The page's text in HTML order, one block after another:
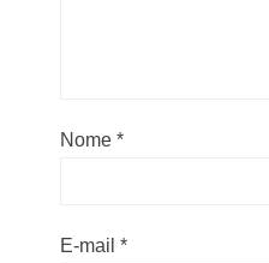
Nome *
E-mail *